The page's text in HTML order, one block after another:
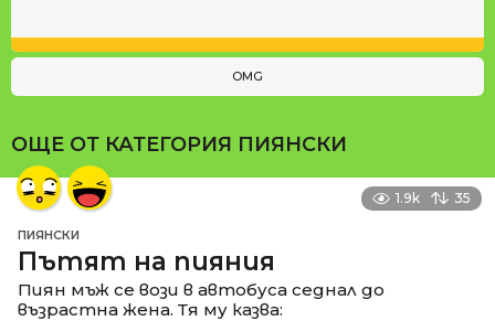
OMG
ОЩЕ ОТ КАТЕГОРИЯ ПИЯНСКИ
1.9k 35
ПИЯНСКИ
Пътят на пияния
Пиян мъж се вози в автобуса седнал до
възрастна жена. Тя му казва: